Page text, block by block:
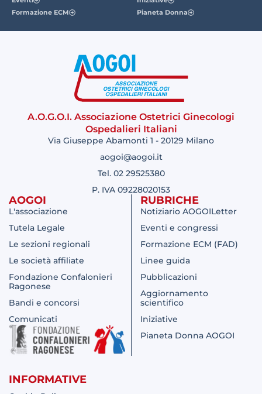
Formazione ECM
Pianeta Donna
A.O.G.O.I. Associazione Ostetrici Ginecologi
Ospedalieri Italiani
Via Giuseppe Abamonti 1 - 20129 Milano
aogoi@aogoi.it
Tel. 02 29525380
P. IVA 09228020153
AOGOI
L'associazione
Tutela Legale
Le sezioni regionali
Le società affiliate
Fondazione Confalonieri
Ragonese
Bandi e concorsi
Comunicati
RUBRICHE
Notiziario AOGOILetter
Eventi e congressi
Formazione ECM (FAD)
Linee guida
Pubblicazioni
Aggiornamento
scientifico
Iniziative
Pianeta Donna AOGOI
INFORMATIVE